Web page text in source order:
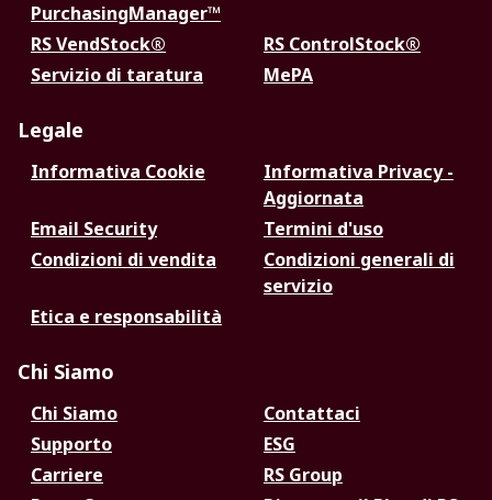
PurchasingManager™
RS VendStock®
RS ControlStock®
Servizio di taratura
MePA
Legale
Informativa Cookie
Informativa Privacy -
Aggiornata
Email Security
Termini d'uso
Condizioni di vendita
Condizioni generali di
servizio
Etica e responsabilità
Chi Siamo
Chi Siamo
Contattaci
Supporto
ESG
Carriere
RS Group